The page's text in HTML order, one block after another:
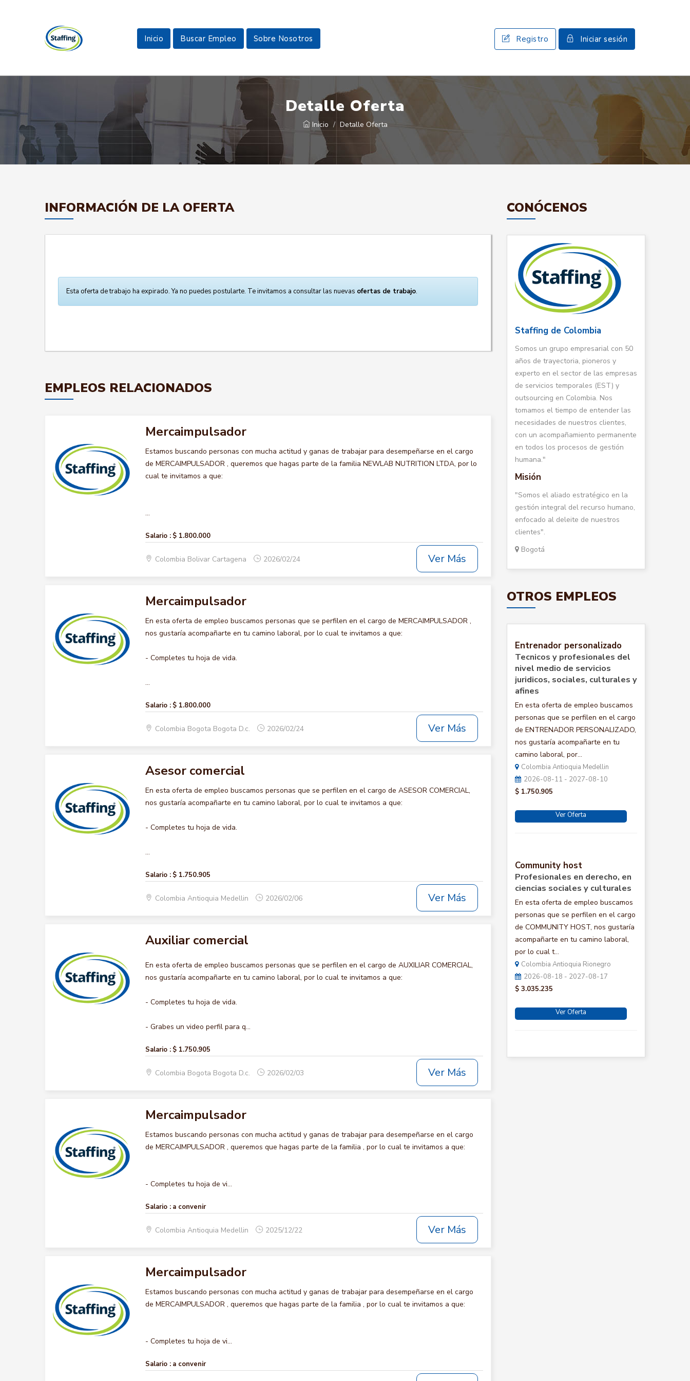
Inicio Buscar Empleo Sobre Nosotros Registro Iniciar sesión
Detalle Oferta
Inicio Detalle Oferta
INFORMACIÓN DE LA OFERTA
Esta oferta de trabajo ha expirado. Ya no puedes postularte. Te invitamos a consultar las nuevas ofertas de trabajo.
EMPLEOS RELACIONADOS
Mercaimpulsador
Estamos buscando personas con mucha actitud y ganas de trabajar para desempeñarse en el cargo
de MERCAIMPULSADOR , queremos que hagas parte de la familia NEWLAB NUTRITION LTDA, por lo
cual te invitamos a que:
...
Salario : $ 1.800.000
Colombia Bolivar Cartagena 2026/02/24 Ver Más
Mercaimpulsador
En esta oferta de empleo buscamos personas que se perfilen en el cargo de MERCAIMPULSADOR ,
nos gustaría acompañarte en tu camino laboral, por lo cual te invitamos a que:
- Completes tu hoja de vida.
...
Salario : $ 1.800.000
Colombia Bogota Bogota D.c. 2026/02/24 Ver Más
Asesor comercial
En esta oferta de empleo buscamos personas que se perfilen en el cargo de ASESOR COMERCIAL,
nos gustaría acompañarte en tu camino laboral, por lo cual te invitamos a que:
- Completes tu hoja de vida.
...
Salario : $ 1.750.905
Colombia Antioquia Medellin 2026/02/06 Ver Más
Auxiliar comercial
En esta oferta de empleo buscamos personas que se perfilen en el cargo de AUXILIAR COMERCIAL,
nos gustaría acompañarte en tu camino laboral, por lo cual te invitamos a que:
- Completes tu hoja de vida.
- Grabes un video perfil para q...
Salario : $ 1.750.905
Colombia Bogota Bogota D.c. 2026/02/03 Ver Más
Mercaimpulsador
Estamos buscando personas con mucha actitud y ganas de trabajar para desempeñarse en el cargo
de MERCAIMPULSADOR , queremos que hagas parte de la familia , por lo cual te invitamos a que:
- Completes tu hoja de vi...
Salario : a convenir
Colombia Antioquia Medellin 2025/12/22 Ver Más
Mercaimpulsador
Estamos buscando personas con mucha actitud y ganas de trabajar para desempeñarse en el cargo
de MERCAIMPULSADOR , queremos que hagas parte de la familia , por lo cual te invitamos a que:
- Completes tu hoja de vi...
Salario : a convenir
CONÓCENOS
Staffing de Colombia
Somos un grupo empresarial con 50
años de trayectoria, pioneros y
experto en el sector de las empresas
de servicios temporales (EST) y
outsourcing en Colombia. Nos
tomamos el tiempo de entender las
necesidades de nuestros clientes,
con un acompañamiento permanente
en todos los procesos de gestión
humana."
Misión
"Somos el aliado estratégico en la
gestión integral del recurso humano,
enfocado al deleite de nuestros
clientes".
Bogotá
OTROS EMPLEOS
Entrenador personalizado
Tecnicos y profesionales del
nivel medio de servicios
juridicos, sociales, culturales y
afines
En esta oferta de empleo buscamos
personas que se perfilen en el cargo
de ENTRENADOR PERSONALIZADO,
nos gustaría acompañarte en tu
camino laboral, por...
Colombia Antioquia Medellin
2026-08-11 - 2027-08-10
$ 1.750.905
Ver Oferta
Community host
Profesionales en derecho, en
ciencias sociales y culturales
En esta oferta de empleo buscamos
personas que se perfilen en el cargo
de COMMUNITY HOST, nos gustaría
acompañarte en tu camino laboral,
por lo cual t...
Colombia Antioquia Rionegro
2026-08-18 - 2027-08-17
$ 3.035.235
Ver Oferta